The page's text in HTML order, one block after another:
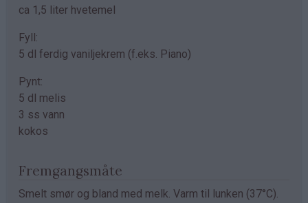
ca 1,5 liter hvetemel
Fyll:
5 dl ferdig vaniljekrem (f.eks. Piano)
Pynt:
5 dl melis
3 ss vann
kokos
Fremgangsmåte
Smelt smør og bland med melk. Varm til lunken (37°C).